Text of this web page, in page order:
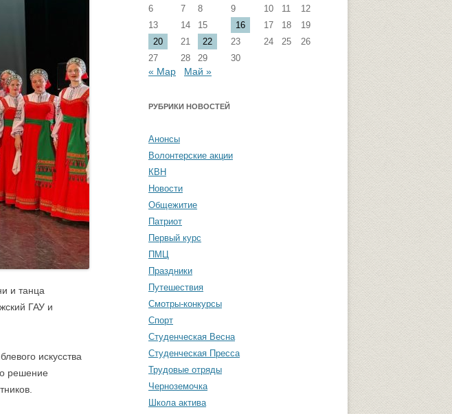
поддержка студентов
Террористическая угроза: памятка
студентам
Безопасность. Памятка студентам
отрядов
Группа ЭФ
Группа ГПФ
Студенческая газета «Активы и
пассивы»
и танца
ГАУ и
искусства
решение
6
7 8 9 10 11
12
13
14 15 16 17 18
19
20
21 22 23 24 25
26
27
28 29 30
« Мар Май »
РУБРИКИ НОВОСТЕЙ
Анонсы
Волонтерские акции
КВН
Новости
Общежитие
Патриот
Первый курс
ПМЦ
Праздники
Путешествия
Смотры-конкурсы
Спорт
Студенческая Весна
Студенческая Пресса
Трудовые отряды
Черноземочка
Школа актива